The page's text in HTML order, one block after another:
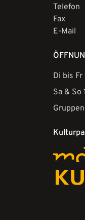
Telefon
Fax
E-Mail
Di bis Fr
Sa & So